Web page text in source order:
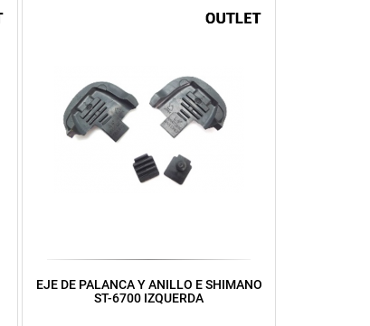
EJE DE PALANCA Y ANILLO E SHIMANO
ST-6700 IZQUERDA